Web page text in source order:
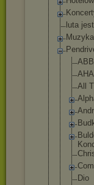
luta jest
AHA
All
Dio